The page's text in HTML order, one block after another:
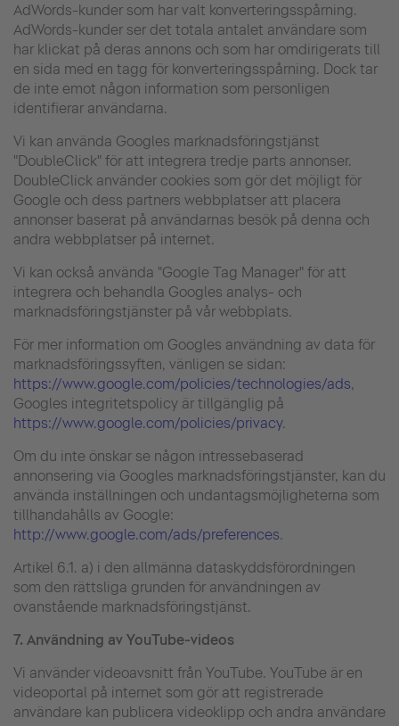
AdWords-kunder som har valt konverteringsspårning.
AdWords-kunder ser det totala antalet användare som
har klickat på deras annons och som har omdirigerats till
en sida med en tagg för konverteringsspårning. Dock tar
de inte emot någon information som personligen
identifierar användarna.
Vi kan använda Googles marknadsföringstjänst
"DoubleClick" för att integrera tredje parts annonser.
DoubleClick använder cookies som gör det möjligt för
Google och dess partners webbplatser att placera
annonser baserat på användarnas besök på denna och
andra webbplatser på internet.
Vi kan också använda "Google Tag Manager" för att
integrera och behandla Googles analys- och
marknadsföringstjänster på vår webbplats.
För mer information om Googles användning av data för
marknadsföringssyften, vänligen se sidan:
https://www.google.com/policies/technologies/ads,
Googles integritetspolicy är tillgänglig på
https://www.google.com/policies/privacy.
Om du inte önskar se någon intressebaserad
annonsering via Googles marknadsföringstjänster, kan du
använda inställningen och undantagsmöjligheterna som
tillhandahålls av Google:
http://www.google.com/ads/preferences.
Artikel 6.1. a) i den allmänna dataskyddsförordningen
som den rättsliga grunden för användningen av
ovanstående marknadsföringstjänst.
7. Användning av YouTube-videos
Vi använder videoavsnitt från YouTube. YouTube är en
videoportal på internet som gör att registrerade
användare kan publicera videoklipp och andra användare